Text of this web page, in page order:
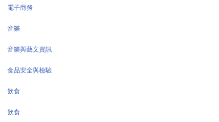
電子商務
音樂
音樂與藝文資訊
食品安全與檢驗
飲食
飲食